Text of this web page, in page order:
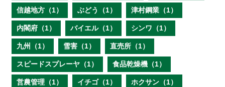
信越地方（1） ぶどう（1） 津村鋼業（1）
内閣府（1） バイエル（1） シンワ（1）
九州（1） 雪害（1） 直売所（1）
スピードスプレーヤ（1） 食品乾燥機（1）
営農管理（1） イチゴ（1） ホクサン（1）